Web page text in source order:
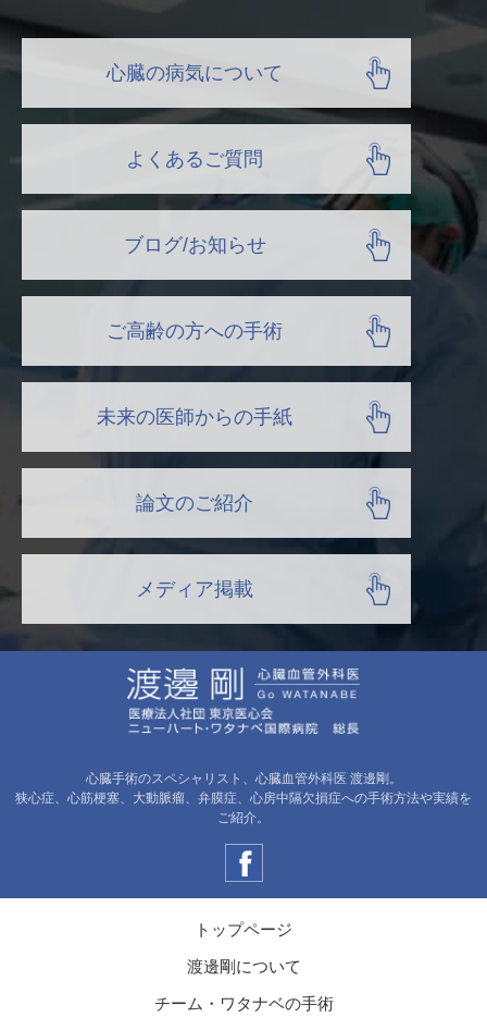
心臓の病気について
よくあるご質問
ブログ/お知らせ
ご高齢の方への手術
未来の医師からの手紙
論文のご紹介
メディア掲載
心臓手術のスペシャリスト、心臓血管外科医 渡邊剛。
狭心症、心筋梗塞、大動脈瘤、弁膜症、心房中隔欠損症への手術方法や実績を
ご紹介。
トップページ
渡邊剛について
チーム・ワタナベの手術